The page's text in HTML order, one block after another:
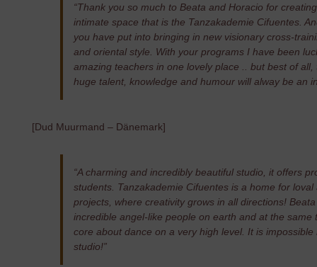
“Thank you so much to Beata and Horacio for
intimate space that is the Tanzakademie Cifuentes.
you have put into bringing in new visionary cross-
and oriental style. With your programs I have been
amazing teachers in one lovely place .. but best of
huge talent, knowledge and humour will alway be an
[Dud Muurmand – Dänemark]
“A charming and incredibly beautiful studio, it offers
students. Tanzakademie Cifuentes is a home for
projects, where creativity grows in all directions!
incredible angel-like people on earth and at the
core about dance on a very high level. It is
studio!”